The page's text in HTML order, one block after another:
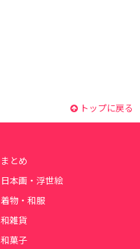
トップに戻る
まとめ
日本画・浮世絵
着物・和服
和雑貨
和菓子